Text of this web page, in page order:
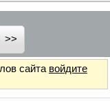
сайта войдите